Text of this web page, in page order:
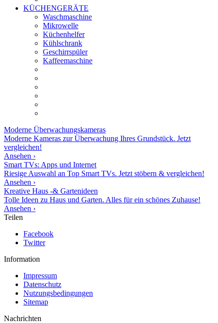
KÜCHENGERÄTE
Waschmaschine
Mikrowelle
Küchenhelfer
Kühlschrank
Geschirrspüler
Kaffeemaschine
Moderne Überwachungskameras
Moderne Kameras zur Überwachung Ihres Grundstück. Jetzt
vergleichen!
Ansehen ›
Smart TVs: Apps und Internet
Riesige Auswahl an Top Smart TVs. Jetzt stöbern & vergleichen!
Ansehen ›
Kreative Haus -& Gartenideen
Tolle Ideen zu Haus und Garten. Alles für ein schönes Zuhause!
Ansehen ›
Teilen
Facebook
Twitter
Information
Impressum
Datenschutz
Nutzungsbedingungen
Sitemap
Nachrichten